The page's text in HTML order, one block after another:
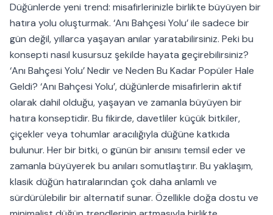
Düğünlerde yeni trend: misafirlerinizle birlikte büyüyen bir
hatıra yolu oluşturmak. ‘Anı Bahçesi Yolu’ ile sadece bir
gün değil, yıllarca yaşayan anılar yaratabilirsiniz. Peki bu
konsepti nasıl kusursuz şekilde hayata geçirebilirsiniz?
‘Anı Bahçesi Yolu’ Nedir ve Neden Bu Kadar Popüler Hale
Geldi? ‘Anı Bahçesi Yolu’, düğünlerde misafirlerin aktif
olarak dahil olduğu, yaşayan ve zamanla büyüyen bir
hatıra konseptidir. Bu fikirde, davetliler küçük bitkiler,
çiçekler veya tohumlar aracılığıyla düğüne katkıda
bulunur. Her bir bitki, o günün bir anısını temsil eder ve
zamanla büyüyerek bu anıları somutlaştırır. Bu yaklaşım,
klasik düğün hatıralarından çok daha anlamlı ve
sürdürülebilir bir alternatif sunar. Özellikle doğa dostu ve